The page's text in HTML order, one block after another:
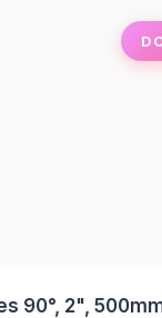
90°, 2",